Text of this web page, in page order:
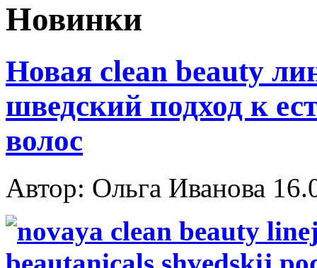
Новинки
Новая clean beauty
шведский подход к
волос
Автор: Ольга Иванова